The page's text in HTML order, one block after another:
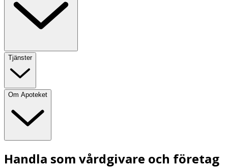
Tjänster
Om Apoteket
Handla som vårdgivare och företag